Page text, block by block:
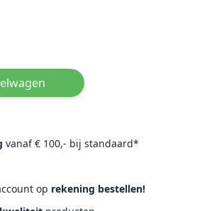
vanaf € 100,- bij standaard*
op rekening bestellen!